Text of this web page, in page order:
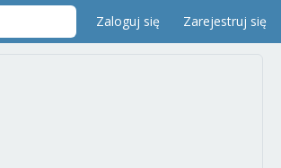
Zaloguj się Zarejestruj się